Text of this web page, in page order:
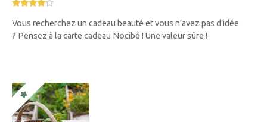
Vous recherchez un cadeau beauté et vous n’avez pas d’idée
? Pensez à la carte cadeau Nocibé ! Une valeur sûre !